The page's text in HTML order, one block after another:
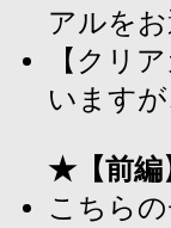
アルを
【クリ
います
★【前編
こちら